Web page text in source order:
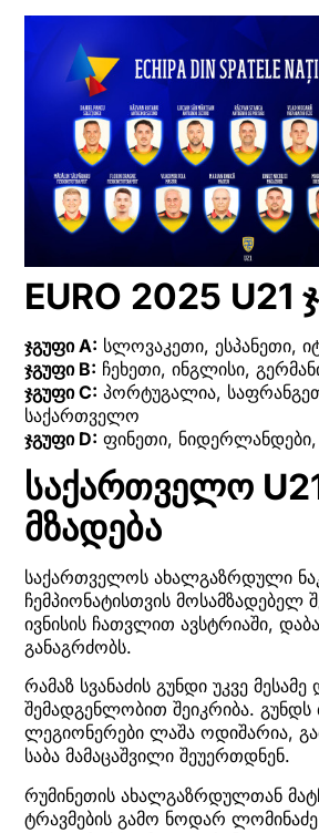
EURO 2025 U21
ჯგუფი A: სლოვაკეთი, ესპანეთი,
ჯგუფი B: ჩეხეთი, ინგლისი,
ჯგუფი C: პორტუგალია,
საქართველო
ჯგუფი D: ფინეთი, ნიდერლანდები,
საქართველო
მზადება
საქართველოს ახალგაზრდული
ჩემპიონატისთვის მოსამზადებელ
ივნისის ჩათვლით ავსტრიაში,
განაგრძობს.
რამაზ სვანაძის გუნდი უკვე
შემადგენლობით შეიკრიბა.
ლეგიონერები ლაშა ოდიშარია,
საბა მამაცაშვილი შეუერთდნენ.
რუმინეთის ახალგაზრდულთან
ტრავმების გამო ნოდარ